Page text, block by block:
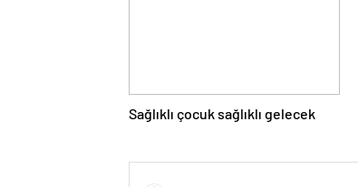
Sağlıklı çocuk sağlıklı gelecek